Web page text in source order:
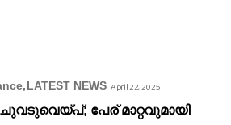
LATEST NEWS April 22, 2025
ചുവടുവെയ്പ്; പേര് മാറ്റവുമായി